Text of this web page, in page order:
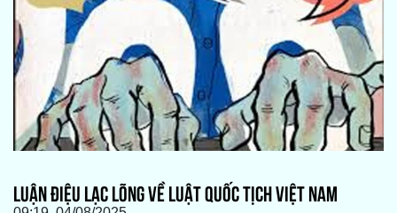
LUẬN ĐIỆU LẠC LÕNG VỀ LUẬT QUỐC TỊCH VIỆT NAM